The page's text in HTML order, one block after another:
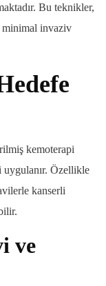
Bu teknikler,
minimal invaziv
kemoterapi
Özellikle
kanserli
ve